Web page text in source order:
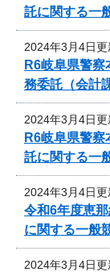
託に関する一
2024年3月4日更
R6岐阜県警
務委託（会計
2024年3月4日更
R6岐阜県警
託に関する一
2024年3月4日更
令和6年度恵
に関する一般
2024年3月4日更